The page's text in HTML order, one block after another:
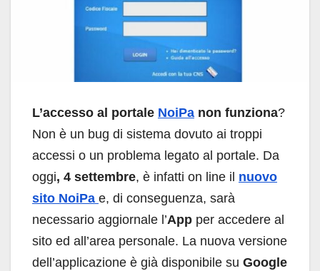
L’accesso al portale NoiPa non funziona?
Non è un bug di sistema dovuto ai troppi
accessi o un problema legato al portale. Da
oggi, 4 settembre, è infatti on line il nuovo
sito NoiPa e, di conseguenza, sarà
necessario aggiornale l’App per accedere al
sito ed all’area personale. La nuova versione
dell’applicazione è già disponibile su Google